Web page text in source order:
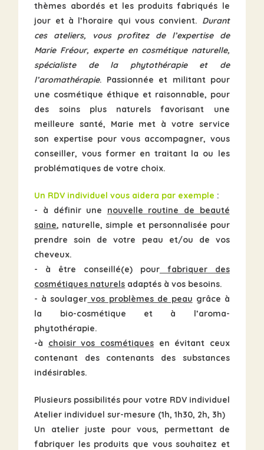
thèmes abordés et les produits fabriqués le
jour et à l’horaire qui vous convient. Durant
ces ateliers, vous profitez de l’expertise de
Marie Fréour, experte en cosmétique naturelle,
spécialiste de la phytothérapie et de
l’aromathérapie. Passionnée et militant pour
une cosmétique éthique et raisonnable, pour
des soins plus naturels favorisant une
meilleure santé, Marie met à votre service
son expertise pour vous accompagner, vous
conseiller, vous former entraitant la ou les
problématiques de votre choix.
Un RDV individuel vous aidera par exemple :
- à définir une nouvelle routine de beauté
saine, naturelle, simple et personnalisée pour
prendre soin de votre peau et/ou de vos
cheveux.
- à être conseillé(e) pourfabriquer des
cosmétiques naturels adaptés à vos besoins.
- à soulager vos problèmes de peau grâce à
la bio-cosmétique et à l’aroma-
phytothérapie.
-à choisir vos cosmétiques en évitant ceux
contenant des contenants des substances
indésirables.
Plusieurs possibilités pour votre RDV individuel
Atelier individuel sur-mesure (1h, 1h30, 2h, 3h)
Un atelier juste pour vous, permettant de
fabriquer les produits que vous souhaitez et